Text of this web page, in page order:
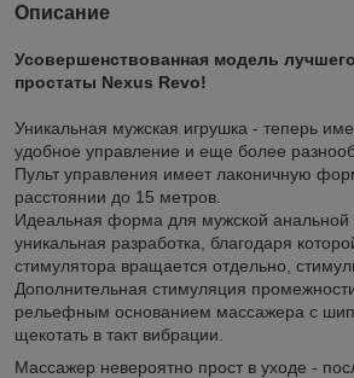
Описание
Усовершенствованная модель
простаты Nexus Revo!
Уникальная мужская игрушка - теперь
удобное управление и еще более
Пульт управления имеет лаконичную
расстоянии до 15 метров.
Идеальная форма для мужской анальной
уникальная разработка, благодаря
стимулятора вращается отдельно,
Дополнительная стимуляция
рельефным основанием массажера с
щекотать в такт вибрации.
Массажер невероятно прост в уходе -